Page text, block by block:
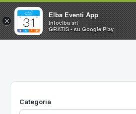
Home
Utilità
Categoria
×
Elba Eventi App
Infoelba srl
GRATIS - su Google Play